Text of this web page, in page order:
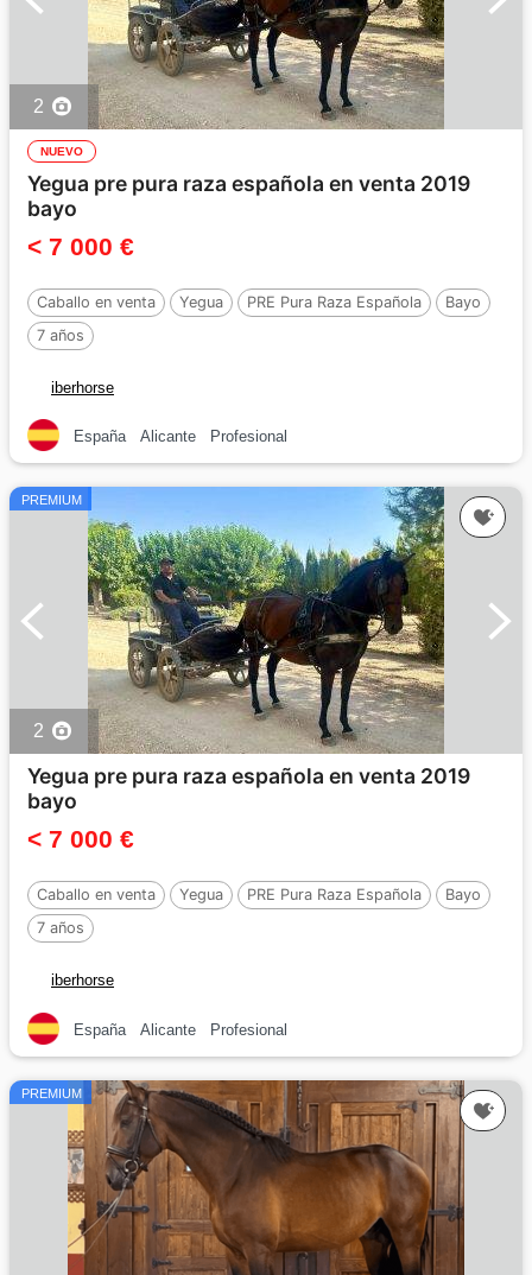
2
NUEVO
Yegua pre pura raza española en venta 2019
bayo
< 7 000 €
Caballo en venta Yegua PRE Pura Raza Española
Bayo
7 años
iberhorse
España Alicante Profesional
PREMIUM
2
Yegua pre pura raza española en venta 2019
bayo
< 7 000 €
Caballo en venta Yegua PRE Pura Raza Española
Bayo
7 años
iberhorse
España Alicante Profesional
PREMIUM